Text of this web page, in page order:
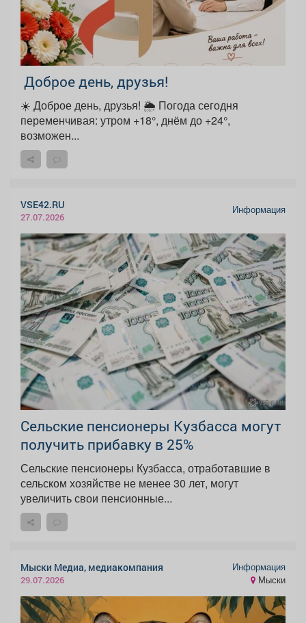
️ Доброе день, друзья!
☀️ Доброе день, друзья! 🌦 Погода сегодня
переменчивая: утром +18°, днём до +24°,
возможен...
VSE42.RU
27.07.2026
Информация
Сельские пенсионеры Кузбасса могут
получить прибавку в 25%
Сельские пенсионеры Кузбасса, отработавшие в
сельском хозяйстве не менее 30 лет, могут
увеличить свои пенсионные...
Мыски Медиа, медиакомпания
29.07.2026
Информация
Мыски